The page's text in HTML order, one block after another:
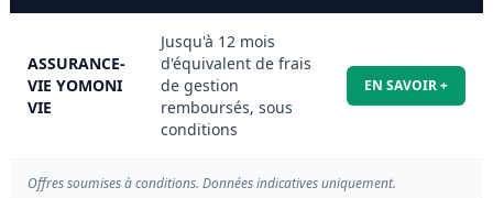
ASSURANCE-
VIE YOMONI
VIE
Jusqu'à 12 mois
d'équivalent de frais
de gestion
remboursés, sous
conditions
EN SAVOIR +
Offres soumises à conditions. Données indicatives uniquement.